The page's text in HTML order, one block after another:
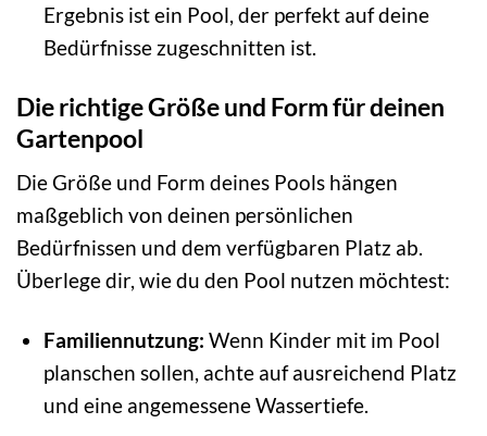
Ergebnis ist ein Pool, der perfekt auf deine
Bedürfnisse zugeschnitten ist.
Die richtige Größe und Form für deinen
Gartenpool
Die Größe und Form deines Pools hängen
maßgeblich von deinen persönlichen
Bedürfnissen und dem verfügbaren Platz ab.
Überlege dir, wie du den Pool nutzen möchtest:
Familiennutzung: Wenn Kinder mit im Pool
planschen sollen, achte auf ausreichend Platz
und eine angemessene Wassertiefe.